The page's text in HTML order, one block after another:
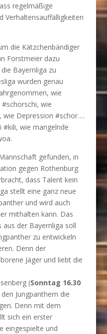
regelmäßige
Verhaltensauffälligkeiten
die Kätzchenbändiger
Forstmeier dazu
Bayernliga zu
wurden genau
wie
wie
wie Depression #schor….
#kili, wie mangelnde
gefunden, in
gegen Rothenburg
dass Talent kein
stellt eine ganz neue
und wird auch
mithalten kann. Das
der Bayernliga soll
zu entwickeln
Denn der
Jäger und liebt die
(Sonntag 16.30
den Jungpanthern die
Denn mit dem
sich ein erster
eingespielte und